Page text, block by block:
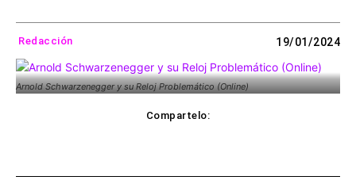
Redacción 19/01/2024
Arnold Schwarzenegger y su Reloj Problemático (Online)
Compartelo: